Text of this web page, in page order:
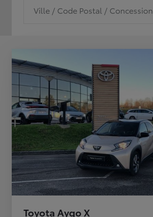
Ville / Code Postal / Concession
Toyota Aygo X